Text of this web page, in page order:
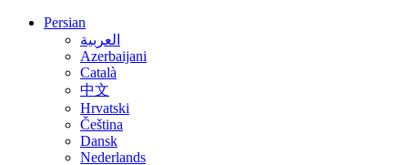
Persian
العربية
Azerbaijani
Català
中文
Hrvatski
Čeština
Dansk
Nederlands